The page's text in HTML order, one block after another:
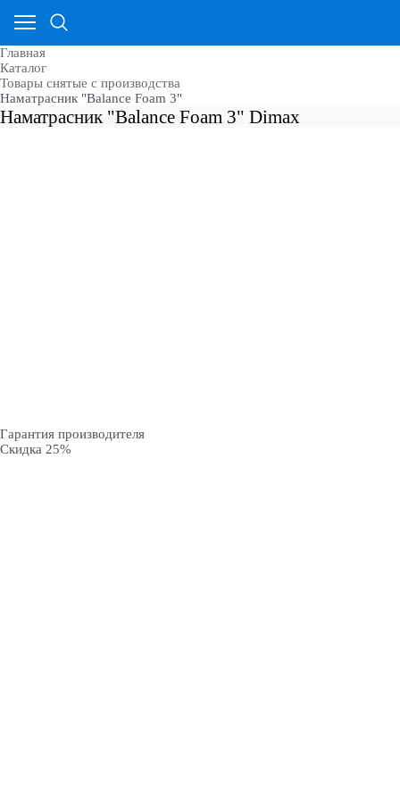
Главная
Каталог
Товары снятые с производства
Наматрасник "Balance Foam 3"
Наматрасник "Balance Foam 3" Dimax
Гарантия производителя
Скидка 25%